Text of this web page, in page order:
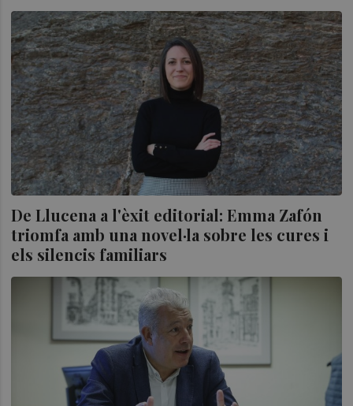
De Llucena a l'èxit editorial: Emma Zafón
triomfa amb una novel·la sobre les cures i
els silencis familiars